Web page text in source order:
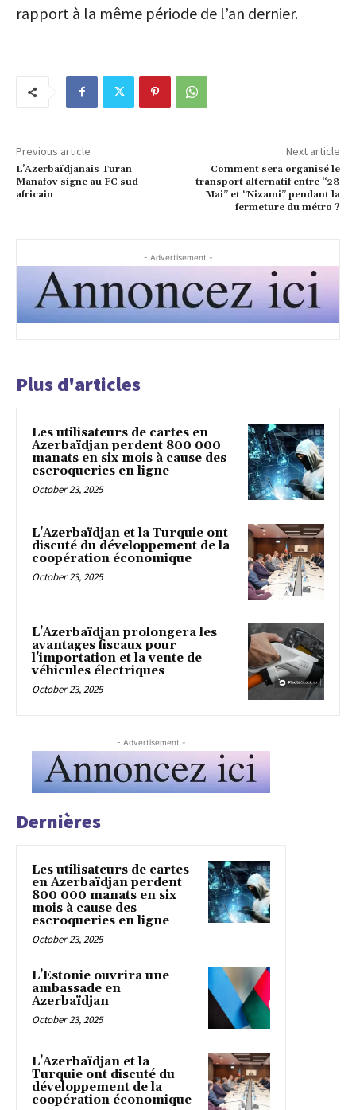
rapport à la même période de l’an dernier.
Previous article
L’Azerbaïdjanais Turan
Manafov signe au FC sud-
africain
Next article
Comment sera organisé le
transport alternatif entre “28
Mai” et “Nizami” pendant la
fermeture du métro ?
- Advertisement -
Plus d'articles
Les utilisateurs de cartes en
Azerbaïdjan perdent 800 000
manats en six mois à cause des
escroqueries en ligne
October 23, 2025
L’Azerbaïdjan et la Turquie ont
discuté du développement de la
coopération économique
October 23, 2025
L’Azerbaïdjan prolongera les
avantages fiscaux pour
l’importation et la vente de
véhicules électriques
October 23, 2025
- Advertisement -
Dernières
Les utilisateurs de cartes
en Azerbaïdjan perdent
800 000 manats en six
mois à cause des
escroqueries en ligne
October 23, 2025
L’Estonie ouvrira une
ambassade en
Azerbaïdjan
October 23, 2025
L’Azerbaïdjan et la
Turquie ont discuté du
développement de la
coopération économique